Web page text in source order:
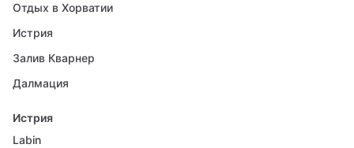
Отдых в Хорватии
Истрия
Залив Кварнер
Далмация
Истрия
Labin